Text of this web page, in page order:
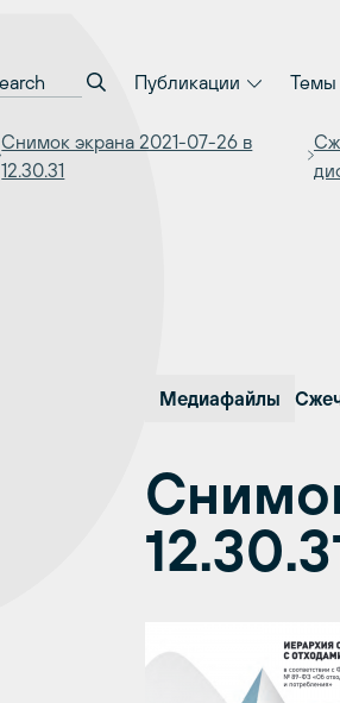
Публикации Темы
Снимок экрана 2021-07-26 в
12.30.31
Медиафайлы